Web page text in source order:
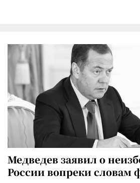
Медведев заявил о
России вопреки словам